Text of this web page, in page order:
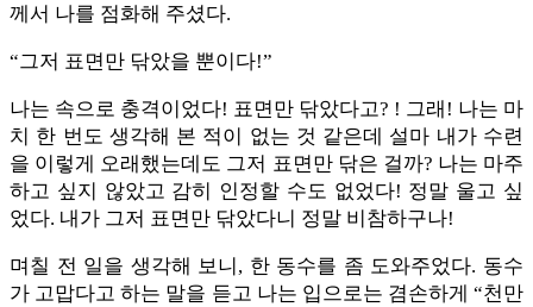
께서 나를 점화해 주셨다.
“그저 표면만 닦았을 뿐이다!”
나는 속으로 충격이었다! 표면만 닦았다고? ! 그래! 나는 마
치 한 번도 생각해 본 적이 없는 것 같은데 설마 내가 수련
을 이렇게 오래했는데도 그저 표면만 닦은 걸까? 나는 마주
하고 싶지 않았고 감히 인정할 수도 없었다! 정말 울고 싶
었다. 내가 그저 표면만 닦았다니 정말 비참하구나!
며칠 전 일을 생각해 보니, 한 동수를 좀 도와주었다. 동수
가 고맙다고 하는 말을 듣고 나는 입으로는 겸손하게 “천만